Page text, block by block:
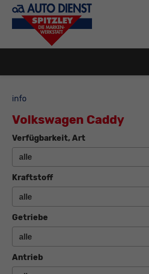
info
Volkswagen Caddy
Verfügbarkeit, Art
Kraftstoff
Getriebe
Antrieb